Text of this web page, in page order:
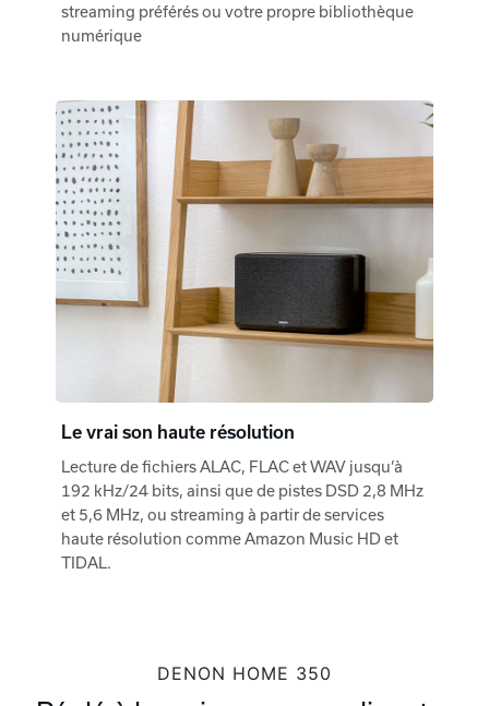
streaming préférés ou votre propre bibliothèque
numérique
Le vrai son haute résolution
Lecture de fichiers ALAC, FLAC et WAV jusqu’à
192 kHz/24 bits, ainsi que de pistes DSD 2,8 MHz
et 5,6 MHz, ou streaming à partir de services
haute résolution comme Amazon Music HD et
TIDAL.
DENON HOME 350